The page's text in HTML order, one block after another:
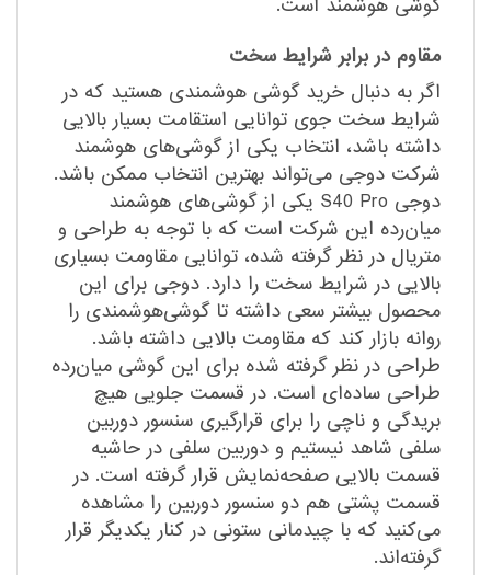
گوشی هوشمند است.
مقاوم در برابر شرایط سخت
اگر به‌ دنبال خرید گوشی هوشمندی هستید که در
شرایط سخت جوی توانایی استقامت بسیار بالایی
داشته باشد، انتخاب یکی از گوشی‌های هوشمند
شرکت دوجی می‌تواند بهترین انتخاب ممکن باشد.
دوجی S40 Pro یکی از گوشی‌های هوشمند
میان‌رده این شرکت است که با توجه به طراحی و
متریال در نظر گرفته شده، توانایی مقاومت بسیاری
بالایی در شرایط سخت را دارد. دوجی برای این
محصول بیشتر سعی داشته تا گوشی‌هوشمندی را
روانه بازار کند که مقاومت بالایی داشته باشد.
طراحی در نظر گرفته شده برای این گوشی میان‌رده
طراحی ساده‌ای است. در قسمت جلویی هیچ
بریدگی و ناچی را برای قرار‌گیری سنسور دوربین
سلفی شاهد نیستیم و دوربین سلفی در حاشیه
قسمت بالایی صفحه‌نمایش قرار گرفته است. در
قسمت پشتی هم دو سنسور دوربین را مشاهده
می‌کنید که با چیدمانی ستونی در کنار یکدیگر قرار
گرفته‌اند.